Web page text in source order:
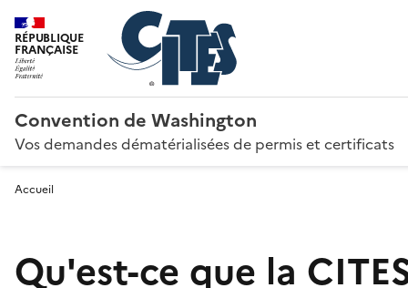
RÉPUBLIQUE
FRANÇAISE
Convention de Washington
Vos demandes dématérialisées de permis et certificats
Accueil
Qu'est-ce que la